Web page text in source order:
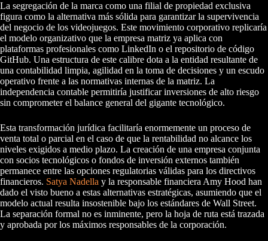
La segregación de la marca como una filial de propiedad exclusiva
figura como la alternativa más sólida para garantizar la supervivencia
del negocio de los videojuegos. Este movimiento corporativo replicaría
el modelo organizativo que la empresa matriz ya aplica con
plataformas profesionales como LinkedIn o el repositorio de código
GitHub. Una estructura de este calibre dota a la entidad resultante de
una contabilidad limpia, agilidad en la toma de decisiones y un escudo
operativo frente a las normativas internas de la matriz. La
independencia contable permitiría justificar inversiones de alto riesgo
sin comprometer el balance general del gigante tecnológico.
Esta transformación jurídica facilitaría enormemente un proceso de
venta total o parcial en el caso de que la rentabilidad no alcance los
niveles exigidos a medio plazo. La creación de una empresa conjunta
con socios tecnológicos o fondos de inversión externos también
permanece entre las opciones regulatorias válidas para los directivos
financieros. Satya Nadella y la responsable financiera Amy Hood han
dado el visto bueno a estas alternativas estratégicas, asumiendo que el
modelo actual resulta insostenible bajo los estándares de Wall Street.
La separación formal no es inminente, pero la hoja de ruta está trazada
y aprobada por los máximos responsables de la corporación.